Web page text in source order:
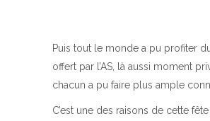
Puis tout le monde a pu profiter
offert par l’AS, là aussi moment
chacun a pu faire plus ample
C’est une des raisons de cette